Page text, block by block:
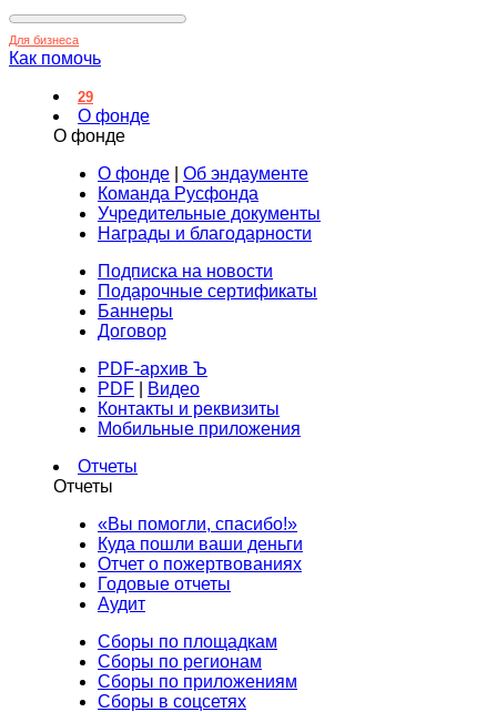
Для бизнеса
Как помочь
29
О фонде
О фонде
О фонде
Об эндаументе
Команда Русфонда
Учредительные документы
Награды и благодарности
Подписка на новости
Подарочные сертификаты
Баннеры
Договор
PDF-архив Ъ
PDF
Видео
Контакты и реквизиты
Мобильные приложения
Отчеты
Отчеты
«Вы помогли, спасибо!»
Куда пошли ваши деньги
Отчет о пожертвованиях
Годовые отчеты
Аудит
Сборы по площадкам
Сборы по регионам
Сборы по приложениям
Сборы в соцсетях